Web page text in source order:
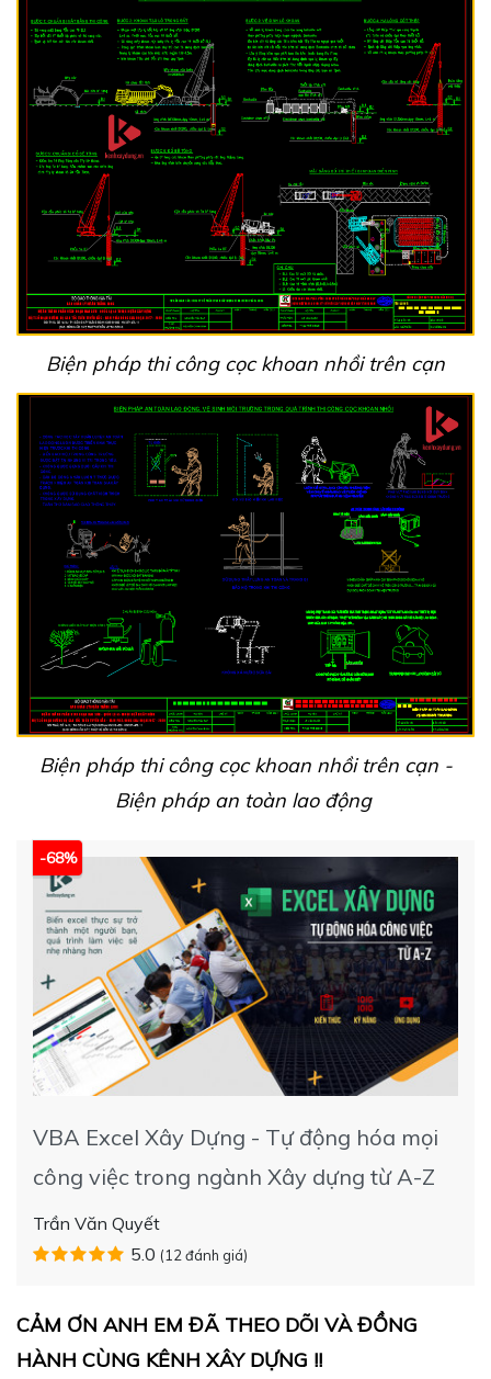
Biện pháp thi công cọc khoan nhồi trên cạn
Biện pháp thi công cọc khoan nhồi trên cạn -
Biện pháp an toàn lao động
-68%
VBA Excel Xây Dựng - Tự động hóa mọi
công việc trong ngành Xây dựng từ A-Z
Trần Văn Quyết
5.0 (12 đánh giá)
CẢM ƠN ANH EM ĐÃ THEO DÕI VÀ ĐỒNG
HÀNH CÙNG KÊNH XÂY DỰNG !!